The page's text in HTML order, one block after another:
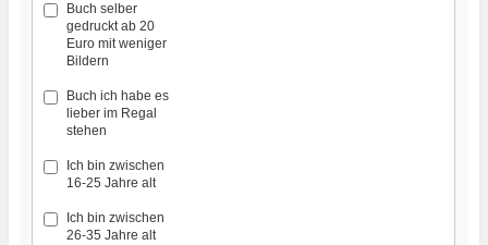
Buch selber
gedruckt ab 20
Euro mit weniger
Bildern
Buch ich habe es
lieber im Regal
stehen
Ich bin zwischen
16-25 Jahre alt
Ich bin zwischen
26-35 Jahre alt